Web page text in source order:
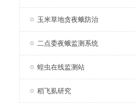
玉米草地贪夜蛾防治
二点委夜蛾监测系统
蝗虫在线监测站
稻飞虱研究